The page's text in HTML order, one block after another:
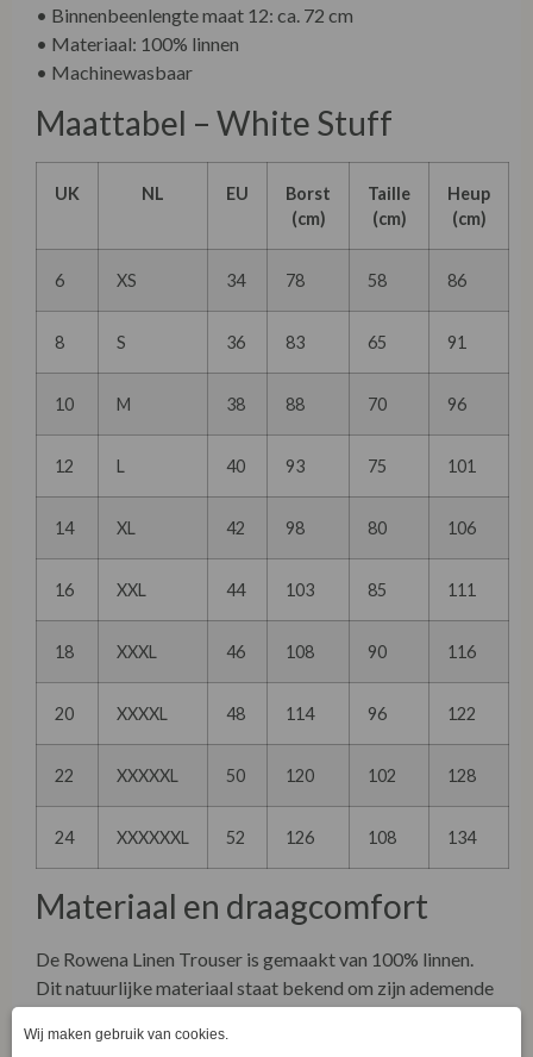
• Binnenbeenlengte maat 12: ca. 72 cm
• Materiaal: 100% linnen
• Machinewasbaar
Maattabel – White Stuff
UK NL EU
Borst
(cm)
Taille
(cm)
Heup
(cm)
6 XS 34 78 58 86
8 S 36 83 65 91
10 M 38 88 70 96
12 L 40 93 75 101
14 XL 42 98 80 106
16 XXL 44 103 85 111
18 XXXL 46 108 90 116
20 XXXXL 48 114 96 122
22 XXXXXL 50 120 102 128
24 XXXXXXL 52 126 108 134
Materiaal en draagcomfort
De Rowena Linen Trouser is gemaakt van 100% linnen.
Dit natuurlijke materiaal staat bekend om zijn ademende
warm weer en prettig bij langdurig dragen.